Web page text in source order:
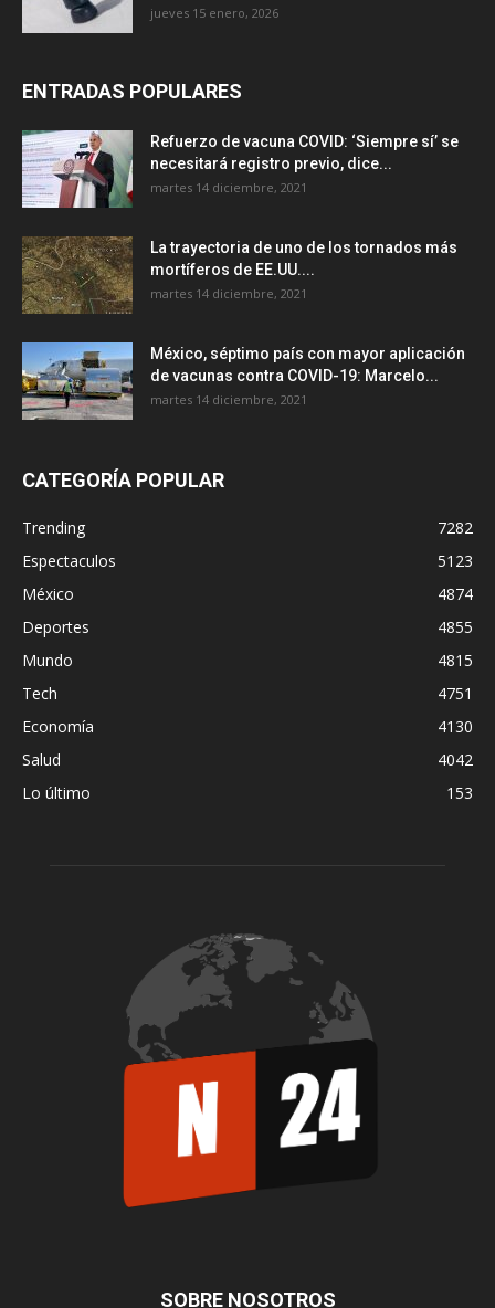
jueves 15 enero, 2026
ENTRADAS POPULARES
Refuerzo de vacuna COVID: ‘Siempre sí’ se
necesitará registro previo, dice...
martes 14 diciembre, 2021
La trayectoria de uno de los tornados más
mortíferos de EE.UU....
martes 14 diciembre, 2021
México, séptimo país con mayor aplicación
de vacunas contra COVID-19: Marcelo...
martes 14 diciembre, 2021
CATEGORÍA POPULAR
Trending
7282
Espectaculos
5123
México
4874
Deportes
4855
Mundo
4815
Tech
4751
Economía
4130
Salud
4042
Lo último
153
SOBRE NOSOTROS